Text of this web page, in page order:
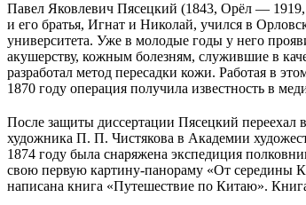
Павел Яковлевич Пясецкий (1843, Орёл — 1919,
и его братья, Игнат и Николай, учился в
университета. Уже в молодые годы у него
акушерству, кожным болезням, служившие в
разработал метод пересадки кожи. Работая в
1870 году операция получила известность в
После защиты диссертации Пясецкий переехал
художника П. П. Чистякова в Академии
1874 году была снаряжена экспедиция
свою первую картину-панораму «От середины
написана книга «Путешествие по Китаю».